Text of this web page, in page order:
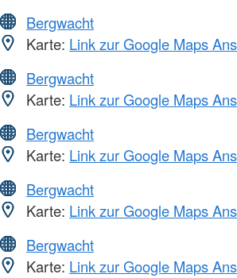
Bergwacht
Karte: Link zur Google Maps
Bergwacht
Karte: Link zur Google Maps
Bergwacht
Karte: Link zur Google Maps
Bergwacht
Karte: Link zur Google Maps
Bergwacht
Karte: Link zur Google Maps